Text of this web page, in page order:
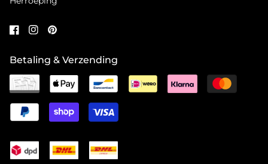
Betaling & Verzending